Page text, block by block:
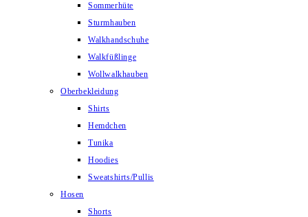
Sommerhüte
Sturmhauben
Walkhandschuhe
Walkfüßlinge
Wollwalkhauben
Oberbekleidung
Shirts
Hemdchen
Tunika
Hoodies
Sweatshirts/Pullis
Hosen
Shorts